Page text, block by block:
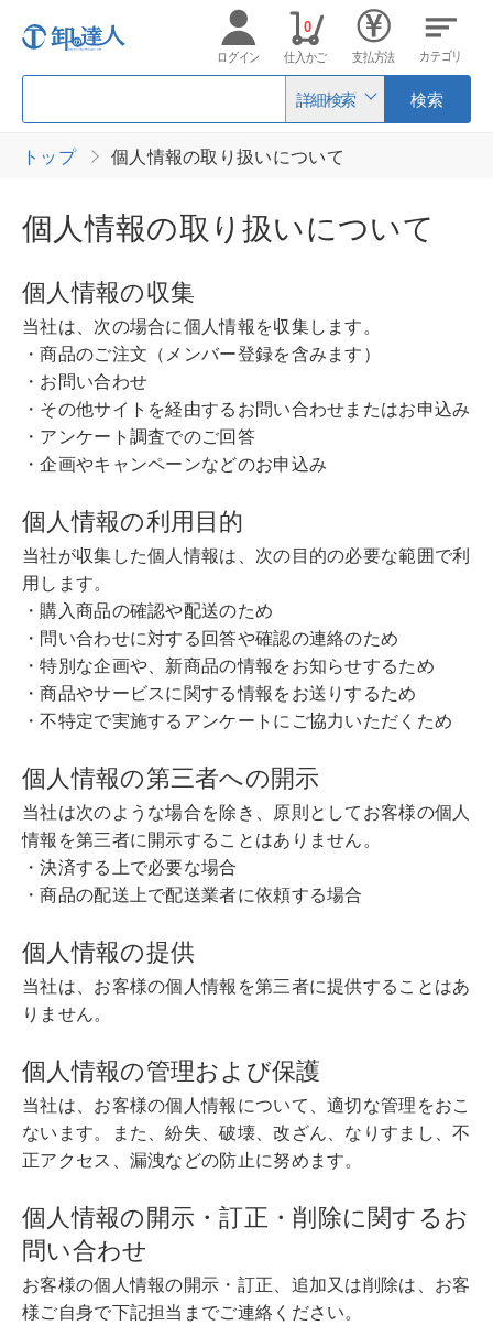
詳細検索 検索
ログイン 仕入かご
0
支払方法 カテゴリ
トップ 個人情報の取り扱いについて
個人情報の取り扱いについて
個人情報の収集
当社は、次の場合に個人情報を収集します。
・商品のご注文（メンバー登録を含みます）
・お問い合わせ
・その他サイトを経由するお問い合わせまたはお申込み
・アンケート調査でのご回答
・企画やキャンペーンなどのお申込み
個人情報の利用目的
当社が収集した個人情報は、次の目的の必要な範囲で利
用します。
・購入商品の確認や配送のため
・問い合わせに対する回答や確認の連絡のため
・特別な企画や、新商品の情報をお知らせするため
・商品やサービスに関する情報をお送りするため
・不特定で実施するアンケートにご協力いただくため
個人情報の第三者への開示
当社は次のような場合を除き、原則としてお客様の個人
情報を第三者に開示することはありません。
・決済する上で必要な場合
・商品の配送上で配送業者に依頼する場合
個人情報の提供
当社は、お客様の個人情報を第三者に提供することはあ
りません。
個人情報の管理および保護
当社は、お客様の個人情報について、適切な管理をおこ
ないます。また、紛失、破壊、改ざん、なりすまし、不
正アクセス、漏洩などの防止に努めます。
個人情報の開示・訂正・削除に関するお
問い合わせ
お客様の個人情報の開示・訂正、追加又は削除は、お客
様ご自身で下記担当までご連絡ください。